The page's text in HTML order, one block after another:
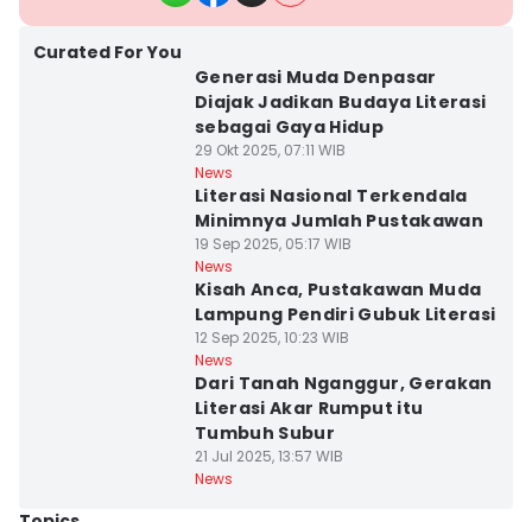
Curated For You
Generasi Muda Denpasar
Diajak Jadikan Budaya Literasi
sebagai Gaya Hidup
29 Okt 2025, 07:11 WIB
News
Literasi Nasional Terkendala
Minimnya Jumlah Pustakawan
19 Sep 2025, 05:17 WIB
News
Kisah Anca, Pustakawan Muda
Lampung Pendiri Gubuk Literasi
12 Sep 2025, 10:23 WIB
News
Dari Tanah Nganggur, Gerakan
Literasi Akar Rumput itu
Tumbuh Subur
21 Jul 2025, 13:57 WIB
News